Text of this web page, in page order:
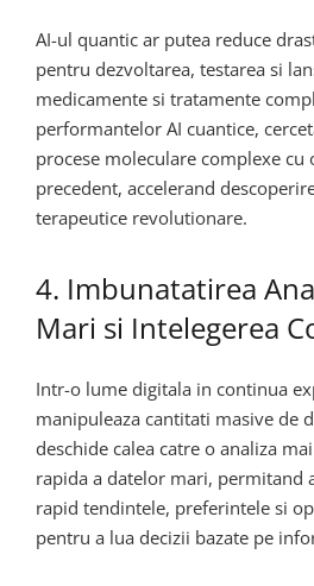
AI-ul quantic ar putea reduce
pentru dezvoltarea, testarea si
medicamente si tratamente
performantelor AI cuantice,
procese moleculare complexe cu
precedent, accelerand
terapeutice revolutionare.
4. Imbunatatirea
Mari si Intelegerea
Intr-o lume digitala in continua
manipuleaza cantitati masive de
deschide calea catre o analiza
rapida a datelor mari, permitand
rapid tendintele, preferintele si
pentru a lua decizii bazate pe